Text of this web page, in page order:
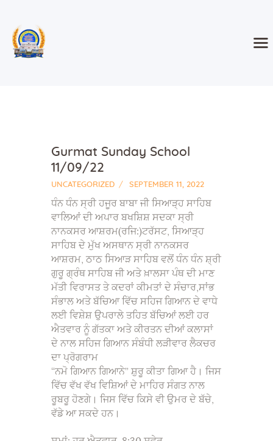
Shri Nanaksar Ashram Thath
About
Blog
Gallery
Contact
Gurmat Sunday School
11/09/22
UNCATEGORIZED SEPTEMBER 11, 2022
ਧੰਨ ਧੰਨ ਸ੍ਰੀ ਹਜੂਰ ਬਾਬਾ ਜੀ ਸਿਆੜ੍ਹ ਸਾਹਿਬ
ਵਾਲਿਆਂ ਦੀ ਅਪਾਰ ਬਖਸ਼ਿਸ਼ ਸਦਕਾ ਸ੍ਰੀ
ਨਾਨਕਸਰ ਆਸ਼ਰਮ(ਰਜਿ:)ਟਰੱਸਟ, ਸਿਆੜ੍ਹ
ਸਾਹਿਬ ਦੇ ਮੁੱਖ ਅਸਥਾਨ ਸ੍ਰੀ ਨਾਨਕਸਰ
ਆਸ਼ਰਮ, ਠਾਠ ਸਿਆੜ ਸਾਹਿਬ ਵਲੋਂ ਧੰਨ ਧੰਨ ਸ਼੍ਰੀ
ਗੁਰੂ ਗ੍ਰੰਥ ਸਾਹਿਬ ਜੀ ਅਤੇ ਖ਼ਾਲਸਾ ਪੰਥ ਦੀ ਮਾਣ
ਮੱਤੀ ਵਿਰਾਸਤ ਤੇ ਕਦਰਾਂ ਕੀਮਤਾਂ ਦੇ ਸੰਚਾਰ,ਸਾਂਭ
ਸੰਭਾਲ ਅਤੇ ਬੱਚਿਆ ਵਿੱਚ ਸਹਿਜ ਗਿਆਨ ਦੇ ਵਾਧੇ
ਲਈ ਵਿਸ਼ੇਸ਼ ਉਪਰਾਲੇ ਤਹਿਤ ਬੱਚਿਆਂ ਲਈ ਹਰ
ਐਤਵਾਰ ਨੂੰ ਗੱਤਕਾ ਅਤੇ ਕੀਰਤਨ ਦੀਆਂ ਕਲਾਸਾਂ
ਦੇ ਨਾਲ ਸਹਿਜ ਗਿਆਨ ਸੰਬੰਧੀ ਲੜੀਵਾਰ ਲੈਕਚਰ
ਦਾ ਪ੍ਰੋਗਰਾਮ
“ਨਮੋ ਗਿਆਨ ਗਿਆਨੇ” ਸ਼ੁਰੂ ਕੀਤਾ ਗਿਆ ਹੈ। ਜਿਸ
ਵਿੱਚ ਵੱਖ ਵੱਖ ਵਿਸ਼ਿਆਂ ਦੇ ਮਾਹਿਰ ਸੰਗਤ ਨਾਲ
ਰੂਬਰੂ ਹੋਣਗੇ। ਜਿਸ ਵਿੱਚ ਕਿਸੇ ਵੀ ਉਮਰ ਦੇ ਬੱਚੇ,
ਵੱਡੇ ਆ ਸਕਦੇ ਹਨ।